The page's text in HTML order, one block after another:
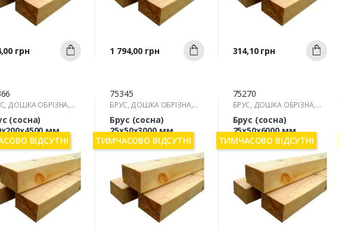
Швидкий
перегляд
грн Купити
Швидкий
перегляд
Ціна
1 794,00 грн Купити
Швидкий
перегляд
Ціна
314,10 грн Купити
ДОШКА ОБРІЗНА,
(сосна)
мм
ВІДСУТНІ
75345
БРУС, ДОШКА ОБРІЗНА,
РЕЙКА
Брус (сосна)
25х50х3000 мм
ТИМЧАСОВО ВІДСУТНІ
75270
БРУС, ДОШКА ОБРІЗНА,
РЕЙКА
Брус (сосна)
25х50х6000 мм
ТИМЧАСОВО ВІДСУТНІ